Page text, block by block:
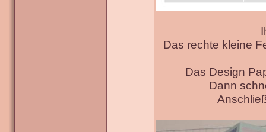
Das rechte kleine
Das Design
Dann